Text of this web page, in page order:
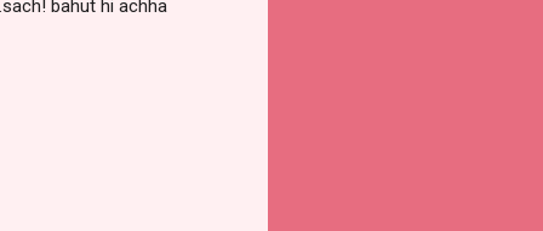
bahut hi achha